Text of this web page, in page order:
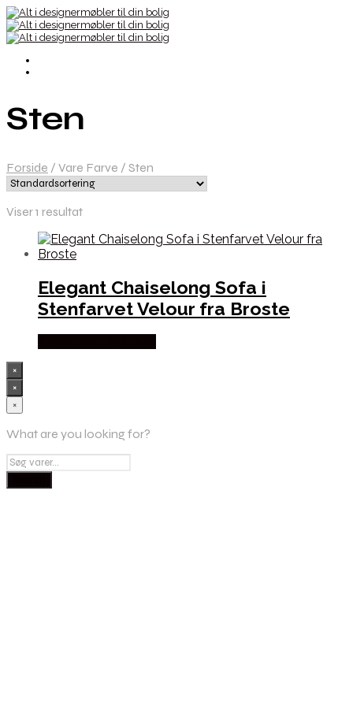
Sten
Forside / Vare Farve / Sten
Viser 1 resultat
Elegant Chaiselong Sofa i
Stenfarvet Velour fra Broste
×
×
×
What are you looking for?